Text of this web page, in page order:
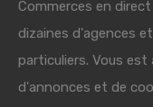
Commerces en
dizaines d'agences
particuliers. Vous
d'annonces et de